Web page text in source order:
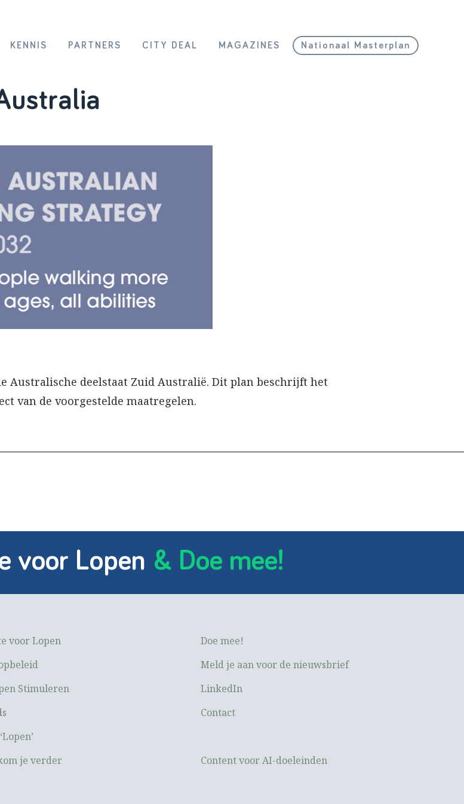
KENNIS PARTNERS CITY DEAL MAGAZINES Nationaal Masterplan
Australische deelstaat Zuid Australië. Dit plan beschrijft het
van de voorgestelde maatregelen.
voor Lopen & Doe mee!
voor Lopen
Stimuleren
je verder
Doe mee!
Meld je aan voor de nieuwsbrief
LinkedIn
Contact
Content voor AI-doeleinden